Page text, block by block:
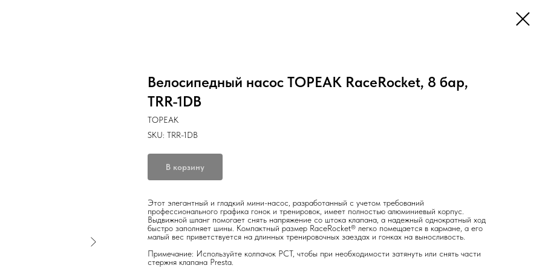
Велосипедный насос TOPEAK RaceRocket, 8 бар,
TRR-1DB
TOPEAK
SKU: TRR-1DB
В корзину
Этот элегантный и гладкий мини-насос, разработанный с учетом требований
профессионального графика гонок и тренировок, имеет полностью алюминиевый корпус.
Выдвижной шланг помогает снять напряжение со штока клапана, а надежный однократный ход
быстро заполняет шины. Компактный размер RaceRocket® легко помещается в кармане, а его
малый вес приветствуется на длинных тренировочных заездах и гонках на выносливость.
Примечание: Используйте колпачок PCT, чтобы при необходимости затянуть или снять части
стержня клапана Presta.